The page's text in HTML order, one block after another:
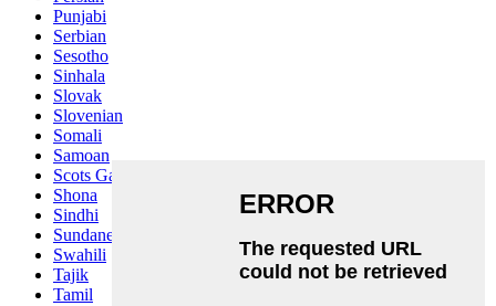
Punjabi
Serbian
Sesotho
Sinhala
Slovak
Slovenian
Somali
Samoan
Scots Gaelic
Shona
Sindhi
Sundanese
Swahili
Tajik
Tamil